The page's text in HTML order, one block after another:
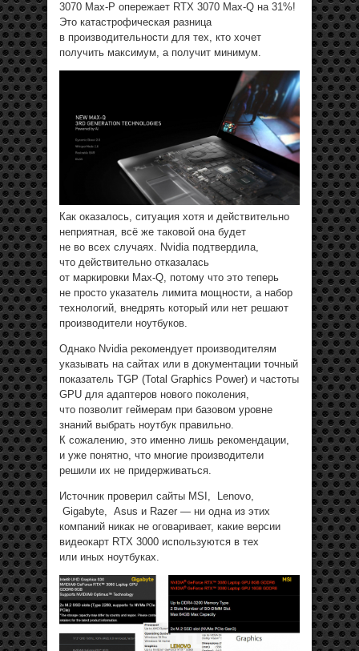
3070 Max-P опережает RTX 3070 Max-Q на 31%!
Это катастрофическая разница
в производительности для тех, кто хочет
получить максимум, а получит минимум.
Как оказалось, ситуация хотя и действительно
неприятная, всё же таковой она будет
не во всех случаях. Nvidia подтвердила,
что действительно отказалась
от маркировки Max-Q, потому что это теперь
не просто указатель лимита мощности, а набор
технологий, внедрять который или нет решают
производители ноутбуков.
Однако Nvidia рекомендует производителям
указывать на сайтах или в документации точный
показатель TGP (Total Graphics Power) и частоты
GPU для адаптеров нового поколения,
что позволит геймерам при базовом уровне
знаний выбрать ноутбук правильно.
К сожалению, это именно лишь рекомендации,
и уже понятно, что многие производители
решили их не придерживаться.
Источник проверил сайты MSI, Lenovo,
Gigabyte, Asus и Razer — ни одна из этих
компаний никак не оговаривает, какие версии
видеокарт RTX 3000 используются в тех
или иных ноутбуках.